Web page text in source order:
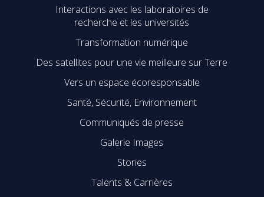
Interactions avec les laboratoires de
recherche et les universités
Transformation numérique
Des satellites pour une vie meilleure sur Terre
Vers un espace écoresponsable
Santé, Sécurité, Environnement
Communiqués de presse
Galerie Images
Stories
Talents & Carrières